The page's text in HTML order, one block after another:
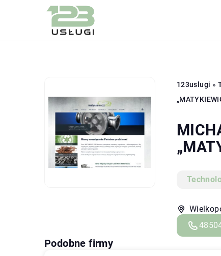
123uslugi »
Podobne firmy